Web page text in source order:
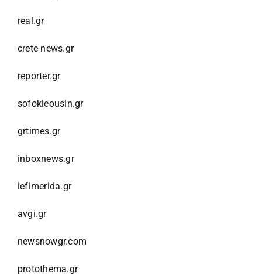
real.gr
crete-news.gr
reporter.gr
sofokleousin.gr
grtimes.gr
inboxnews.gr
iefimerida.gr
avgi.gr
newsnowgr.com
protothema.gr